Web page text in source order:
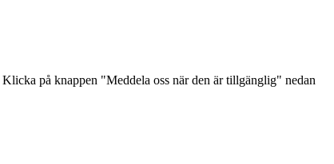
Klicka på knappen "Meddela oss när den är tillgänglig" nedan